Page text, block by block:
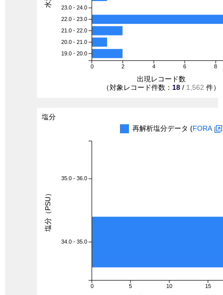
0 2 4 6 8
23.0 - 24.0
22.0 - 23.0
21.0 - 22.0
20.0 - 21.0
19.0 - 20.0
出現レコード数
（対象レコード件数： 18 / 1,562 件）
塩分
再解析塩分データ (FORA
0 5 10 15
35.0 - 36.0
34.0 - 35.0
塩分（PSU）